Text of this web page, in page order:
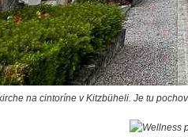
na cintoríne v Kitzbüheli. Je tu